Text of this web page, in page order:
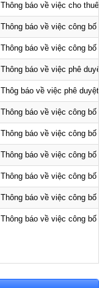
Thông báo về việc cho thuê
Thông báo về việc công bố
Thông báo về việc công bố
Thông báo về việc phê
Thôg báo về việc phê duyệt
Thông báo về việc công bố
Thông báo về việc công bố
Thông báo về việc công bố
Thông báo về việc công bố
Thông báo về việc công bố
Thông báo về việc công bố